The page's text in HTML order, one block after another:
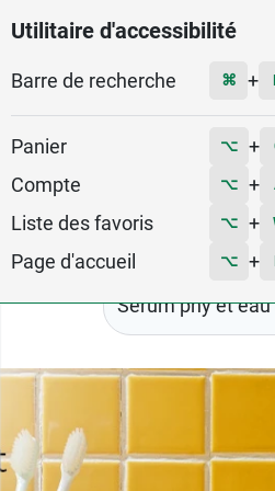
Utilitaire d'accessibilité
Barre de recherche ⌘ +
Panier ⌥ +
Compte ⌥ +
Liste des favoris ⌥ +
Page d'accueil ⌥ +
Menu
Serum phy et